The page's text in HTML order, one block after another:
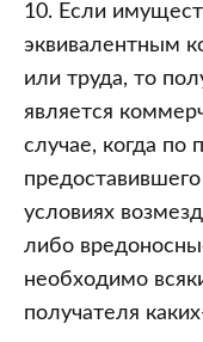
10. Если
эквивалентным
или труда, то
является
случае, когда по
условиях
либо
необходимо
получателя